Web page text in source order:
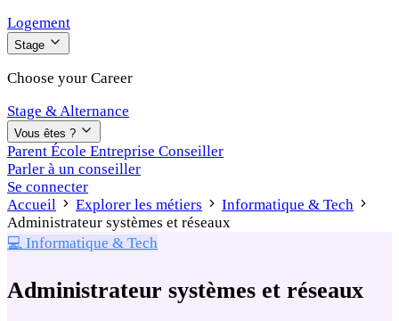
Logement
Stage
Choose your Career
Stage & Alternance
Vous êtes ?
Parent École Entreprise Conseiller
Parler à un conseiller
Se connecter
Accueil
Explorer les métiers
Informatique & Tech
Administrateur systèmes et réseaux
💻 Informatique & Tech
Administrateur systèmes et réseaux